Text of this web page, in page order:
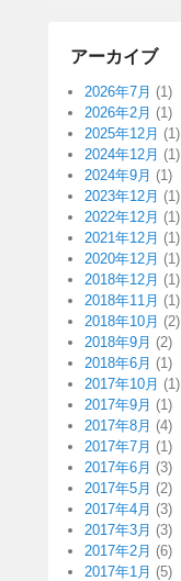
アーカイブ
2026年7月 (1)
2026年2月 (1)
2025年12月 (1)
2024年12月 (1)
2024年9月 (1)
2023年12月 (1)
2022年12月 (1)
2021年12月 (1)
2020年12月 (1)
2018年12月 (1)
2018年11月 (1)
2018年10月 (2)
2018年9月 (2)
2018年6月 (1)
2017年10月 (1)
2017年9月 (1)
2017年8月 (4)
2017年7月 (1)
2017年6月 (3)
2017年5月 (2)
2017年4月 (3)
2017年3月 (3)
2017年2月 (6)
2017年1月 (5)